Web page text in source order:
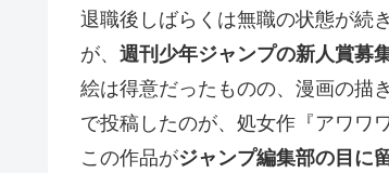
退職後しばらくは無職の状態が続
が、 週刊少年ジャンプの新人賞募
絵は得意だったものの、漫画の描
で投稿したのが、処女作『アワワ
この作品がジャンプ編集部の目に